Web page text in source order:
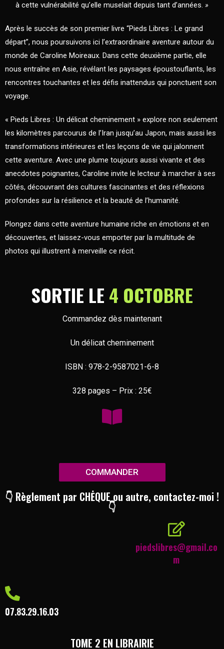
à cette vulnérabilité qu’elle muselait depuis tant d’années. »
Après le succès de son premier livre “Pieds Libres : Le grand
départ”, nous poursuivons ici l’extraordinaire aventure autour du
monde de Caroline Moireaux. Dans cette deuxième partie, elle
nous entraîne en Asie, révélant les paysages époustouflants, les
rencontres touchantes et les défis inattendus qui ponctuent son
voyage.
« Pieds Libres : Un délicat cheminement » explore non seulement
les kilomètres parcourus de l’Iran jusqu’au Japon, mais aussi les
transformations intérieures et les leçons de vie qui jalonnent
cette aventure. Avec une plume toujours aussi vivante et des
anecdotes poignantes, Caroline invite le lecteur à marcher à ses
côtés, découvrant des cultures fascinantes et des réflexions
profondes sur la résilience et la beauté de l’humanité.
Plongez dans cette aventure humaine riche en émotions et en
découvertes, et laissez-vous emporter par la multitude de
photos qui illustrent à merveille ce récit.
SORTIE LE 4 OCTOBRE
Commandez dès maintenant
Un délicat cheminement
ISBN : 978-2-9587021-6-8
328 pages – Prix : 25€
COMMANDER
👇 Règlement par CHĖQUE ou autre, contactez-moi !
👇
piedslibres@gmail.co
m
07.83.29.16.03
TOME 2 EN LIBRAIRIE